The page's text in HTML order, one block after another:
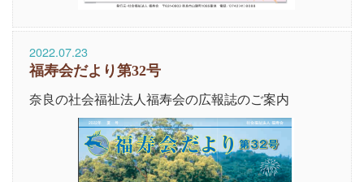
2022.07.23
福寿会だより第32号
奈良の社会福祉法人福寿会の広報誌のご案内